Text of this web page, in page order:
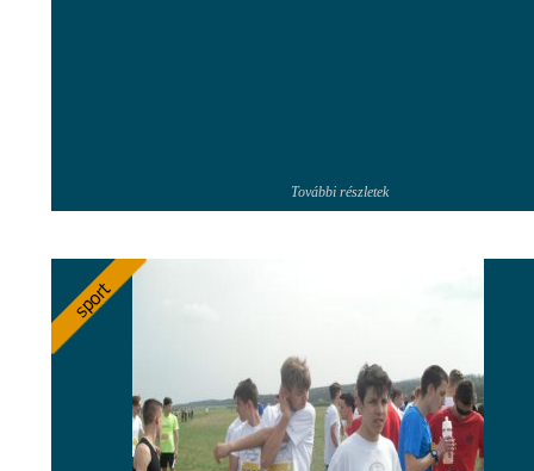
További részletek